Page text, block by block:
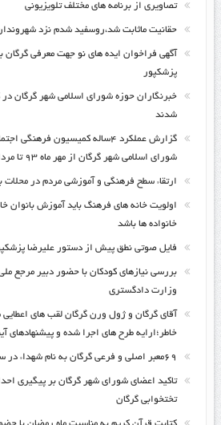
تصاویری از برنامه های مختلف تلویزیونی
حقانیت ماثابت شد،روسفید شدم نزد
آگهی فراخوان ایده های نو جهت معرفی گرگان
پزشکپور
خبرنگاران حوزه شورای اسلامی شهر گرگان
شدند
گزارش عملکرد ۴ساله کمیسیون
شورای اسلامی شهر گرگان از مهر ماه ۹۳ تا مرداد۹۶
ارتقاء سطح فرهنگی و آموزشی مردم در
اولویت خانه های فرهنگ باید آموزش بانوان
خانواده ها باشد
فایل صوتی نطق پیش از دستور علیرضا
بررسی نیازهای کودکان با حضور دبیر مرجع
وزارت دادگستری
آقای گرگان و ژول ورن گرگان لقب های
خاطر؛ارایه طرح های اجرا شده و پیشنهادهای
۶۹معبر اصلی و فرعی گرگان به نام شهداء در سال ۹۵ نامگذاری شد
تاکید اعضای شورای شهر گرگان بر پیگیری
تختخوابی گرگان